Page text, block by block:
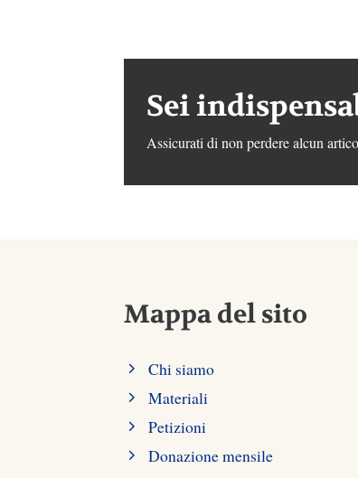
Sei
Assicurati di non perdere alcun
Mappa del sito
Chi siamo
Materiali
Petizioni
Donazione mensile